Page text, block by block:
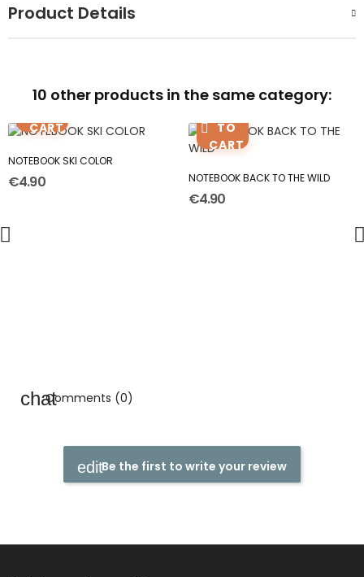
Product Details
10 other products in the same category:
ADD
CART
NOTEBOOK SKI COLOR
€4.90
TO
CART
NOTEBOOK BACK TO THE WILD
€4.90
Comments (0)
Be the first to write your review